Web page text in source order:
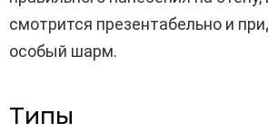
смотрится презентабельно и
особый шарм.
Типы